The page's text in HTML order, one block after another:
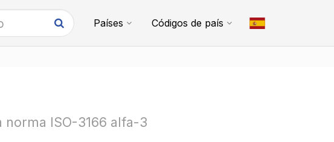
Países Códigos de país
norma ISO-3166 alfa-3